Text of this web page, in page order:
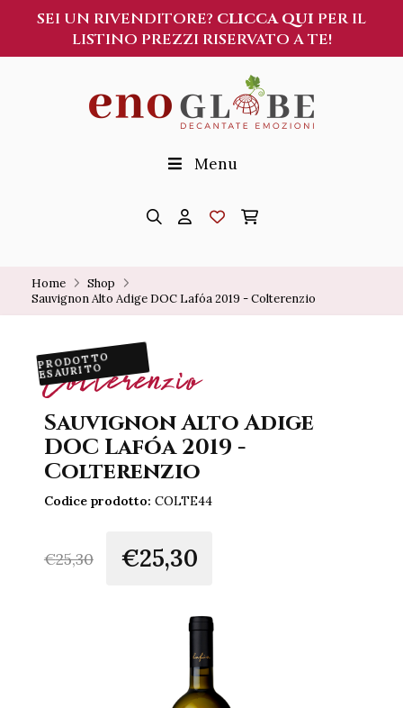
SEI UN RIVENDITORE? CLICCA QUI PER IL
LISTINO PREZZI RISERVATO A TE!
Menu
Home
Shop
Sauvignon Alto Adige DOC Lafóa 2019 - Colterenzio
Colterenzio
Sauvignon Alto Adige
DOC Lafóa 2019 -
Colterenzio
Codice prodotto: COLTE44
€25,30 €25,30
PRODOTTO
ESAURITO